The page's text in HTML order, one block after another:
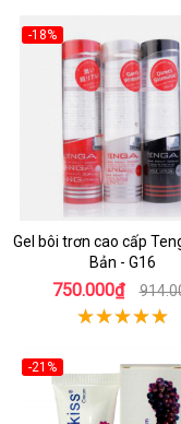
-18%
Gel bôi trơn cao cấp
Bản - G16
750.000₫
-21%